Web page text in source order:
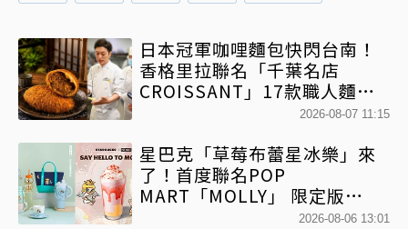
日本冠軍咖哩麵包快閃台南！
香格里拉聯名「千葉名店
CROISSANT」17款職人麵包
2026-08-07 11:15
星巴克「草莓布蕾星冰樂」來
了！首度聯名POP
MART「MOLLY」 限定版
「MOLLYｘBearista小熊杯」
2026-08-06 13:01